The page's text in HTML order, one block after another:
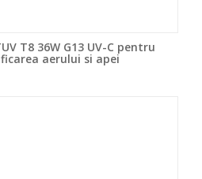
T8 36W G13 UV-C pentru
aerului si apei